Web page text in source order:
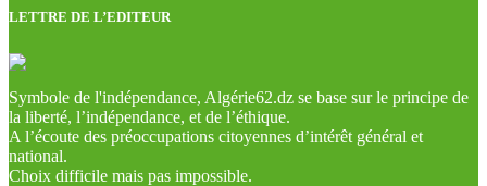
LETTRE DE L’EDITEUR
Symbole de l'indépendance, Algérie62.dz se base sur le principe de
la liberté, l’indépendance, et de l’éthique.
A l’écoute des préoccupations citoyennes d’intérêt général et
national.
Choix difficile mais pas impossible.